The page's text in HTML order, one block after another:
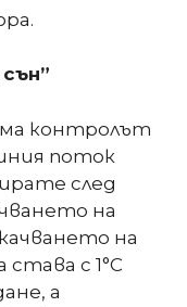
контролът
поток
след
на
на
с 1°С
а